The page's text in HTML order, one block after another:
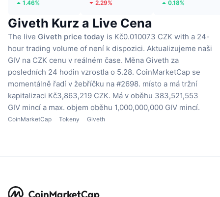
1.46% 2.29% 0.18%
Giveth Kurz a Live Cena
The live Giveth price today is Kč0.010073 CZK with a 24-
hour trading volume of není k dispozici. Aktualizujeme naši
GIV na CZK cenu v reálném čase. Měna Giveth za
posledních 24 hodin vzrostla o 5.28. CoinMarketCap se
momentálně řadí v žebříčku na #2698. místo a má tržní
kapitalizaci Kč3,863,219 CZK. Má v oběhu 383,521,553
GIV mincí a max. objem oběhu 1,000,000,000 GIV mincí.
CoinMarketCap Tokeny Giveth